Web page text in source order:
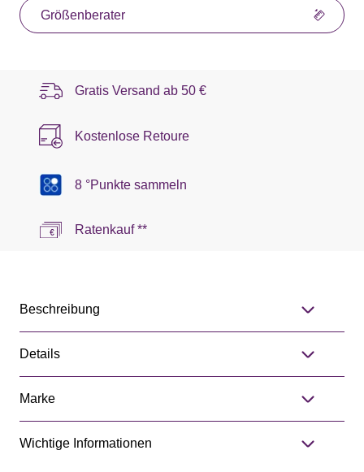
Größenberater
Gratis Versand ab 50 €
Kostenlose Retoure
8 °Punkte sammeln
Ratenkauf **
Beschreibung
Details
Marke
Wichtige Informationen